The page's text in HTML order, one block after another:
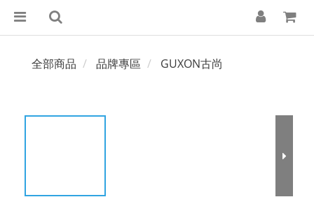
全部商品 品牌專區 GUXON古尚